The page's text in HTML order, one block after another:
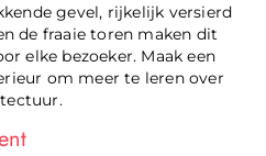
gevel, rijkelijk versierd
de fraaie toren maken dit
elke bezoeker. Maak een
om meer te leren over